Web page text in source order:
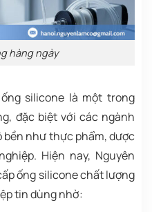
hàng ngày
silicone là một trong
đặc biệt với các ngành
bền như thực phẩm, dược
Hiện nay, Nguyên
ống silicone chất lượng
tin dùng nhờ: